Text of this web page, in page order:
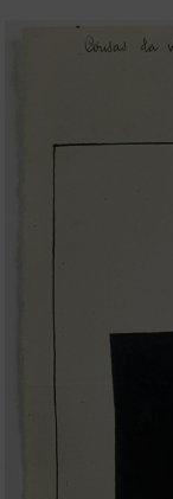
Cookies
Derechos